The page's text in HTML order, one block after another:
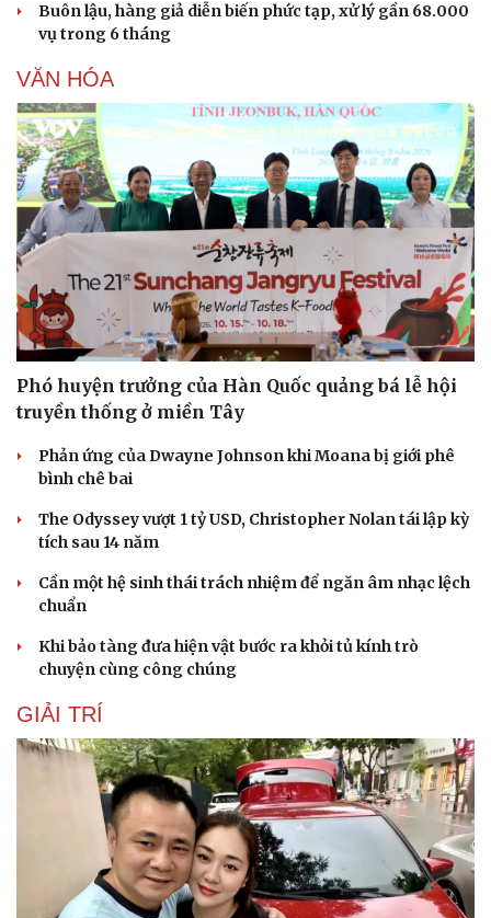
Kể chuyện cho bé
Buôn lậu, hàng giả diễn biến phức tạp, xử lý gần 68.000
vụ trong 6 tháng
VĂN HÓA
Phó huyện trưởng của Hàn Quốc quảng bá lễ hội
truyền thống ở miền Tây
Phản ứng của Dwayne Johnson khi Moana bị giới phê
bình chê bai
The Odyssey vượt 1 tỷ USD, Christopher Nolan tái lập kỳ
tích sau 14 năm
Cần một hệ sinh thái trách nhiệm để ngăn âm nhạc lệch
chuẩn
Khi bảo tàng đưa hiện vật bước ra khỏi tủ kính trò
chuyện cùng công chúng
GIẢI TRÍ